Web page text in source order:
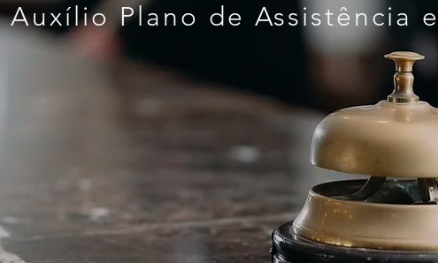
Auxílio Plano de Assistência